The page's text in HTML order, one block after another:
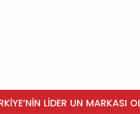
LİDER UN MARKASI